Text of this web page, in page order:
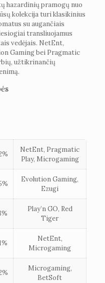
hazardinių pramogų nuo
kolekcija turi klasikinius
su augančiais
transliuojamus
vedėjais. NetEnt,
Gaming bei Pragmatic
užtikrinančių
NetEnt, Pragmatic
Play, Microgaming
Evolution Gaming,
Ezugi
Play’n GO, Red
Tiger
NetEnt,
Microgaming
Microgaming,
BetSoft